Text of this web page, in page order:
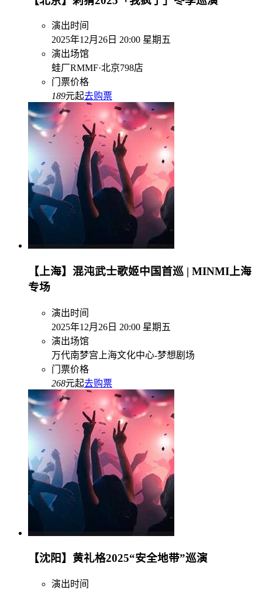
演出时间
2025年12月26日 20:00 星期五
演出场馆
蛙厂RMMF·北京798店
门票价格
189元起去购票
【上海】混沌武士歌姬中国首巡 | MINMI上海
专场
演出时间
2025年12月26日 20:00 星期五
演出场馆
万代南梦宫上海文化中心-梦想剧场
门票价格
268元起去购票
【沈阳】黄礼格2025“安全地带”巡演
演出时间